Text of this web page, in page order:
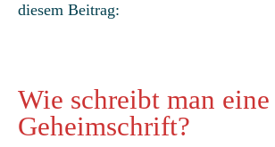
diesem Beitrag:
Wie schreibt man eine
Geheimschrift?